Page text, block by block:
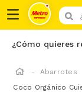
¿Cómo quieres
Abarrotes
Coco Orgánico